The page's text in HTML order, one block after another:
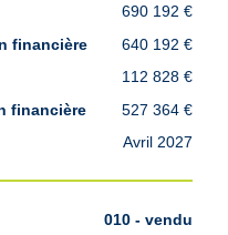
690 192 €
640 192 €
112 828 €
527 364 €
Avril 2027
010 - vendu